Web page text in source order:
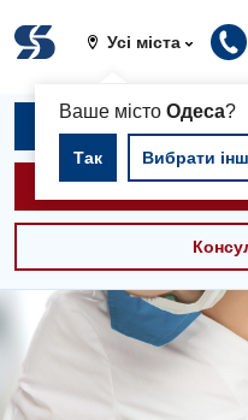
Усі міста
Ваше містоОдеса?
Так Вибрати